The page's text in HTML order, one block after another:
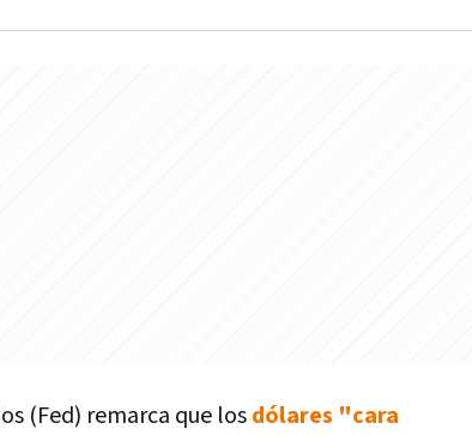
(Fed) remarca que losdólares "cara